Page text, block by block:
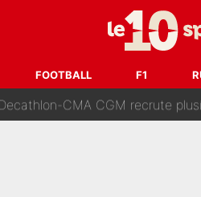
FOOTBALL F1
Jean-Jacques Goldman et Mylène
Barcelone ? Les coulisses de
CMA CGM recrute plusieurs